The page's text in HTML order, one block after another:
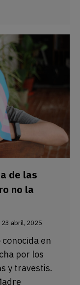
de las
no la
23 abril, 2025
conocida en
por los
y travestis.